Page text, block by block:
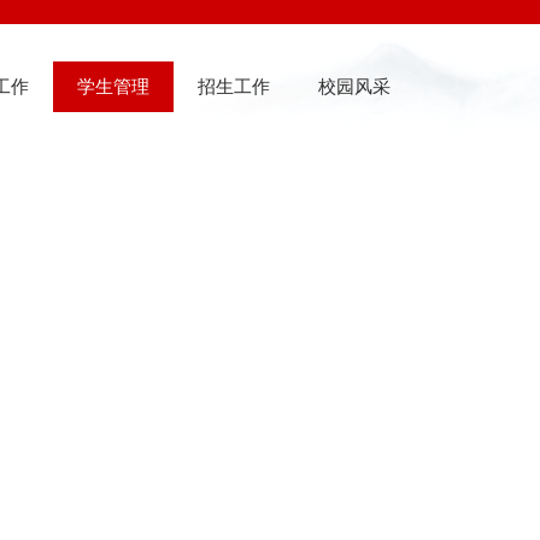
作 学生管理 招生工作 校园风采